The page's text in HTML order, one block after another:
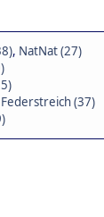
, NatNat (27)
Federstreich (37)